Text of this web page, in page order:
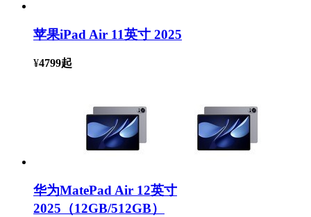
苹果iPad Air 11英寸 2025
¥4799起
华为MatePad Air 12英寸
2025（12GB/512GB）